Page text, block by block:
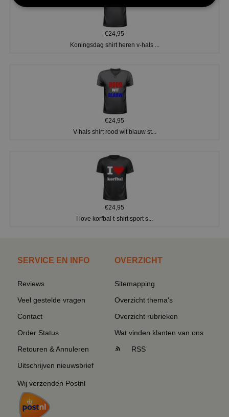
€24,95
Koningsdag shirt heren v-hals ...
€24,95
V-hals shirt rood wit blauw st...
€24,95
I love korfbal t-shirt sport s...
SERVICE EN INFO
Reviews
Veel gestelde vragen
Contact
Order Status
Retouren & Annuleren
Uitschrijven nieuwsbrief
Wij verzenden Postnl
OVERZICHT
Sitemapping
Overzicht thema's
Overzicht rubrieken
Wat vinden klanten van ons
RSS